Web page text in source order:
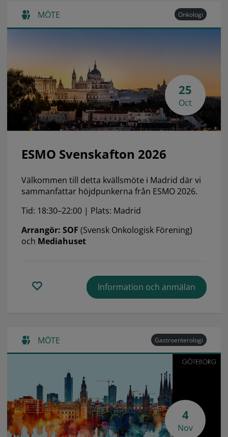
MÖTE Onkologi
25
Oct
ESMO Svenskafton 2026
Välkommen till detta kvällsmöte i Madrid där vi
sammanfattar höjdpunkerna från ESMO 2026.
Tid: 18:30–22:00 | Plats: Madrid
Arrangör: SOF (Svensk Onkologisk Förening)
och Mediahuset
Information och anmälan
MÖTE Gastroenterologi
4
Nov